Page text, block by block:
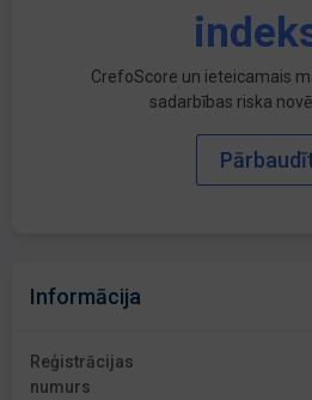
CrefoScore un ieteicamais
sadarbības riska
Informācija
Reģistrācijas
numurs